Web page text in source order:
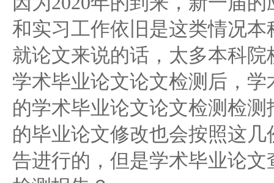
和实习工作依旧是这类情况
就论文来说的话，太多本科
学术毕业论文论文检测后，
的学术毕业论文论文检测检
的毕业论文修改也会按照这
告进行的，但是学术毕业论